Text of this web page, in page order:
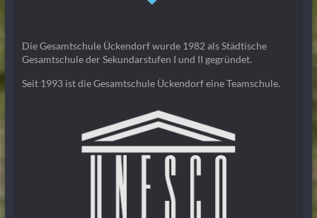
Die Gesamtschule Ückendorf wurde 1982 als Städtische
Gesamtschule der Sekundarstufen I und II gegründet.
Seit 1993 ist die Gesamtschule Ückendorf eine Teamschule.